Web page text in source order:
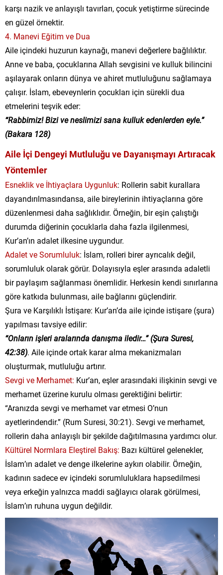
karşı nazik ve anlayışlı tavırları, çocuk yetiştirme sürecinde
en güzel örnektir.
4. Manevi Eğitim ve Dua
Aile içindeki huzurun kaynağı, manevi değerlere bağlılıktır.
Anne ve baba, çocuklarına Allah sevgisini ve kulluk bilincini
aşılayarak onların dünya ve ahiret mutluluğunu sağlamaya
çalışır. İslam, ebeveynlerin çocukları için sürekli dua
etmelerini teşvik eder:
“Rabbimiz! Bizi ve neslimizi sana kulluk edenlerden eyle.”
(Bakara 128)
Aile İçi Dengeyi Mutluluğu ve Dayanışmayı Artıracak
Yöntemler
Esneklik ve İhtiyaçlara Uygunluk: Rollerin sabit kurallara
dayandırılmasındansa, aile bireylerinin ihtiyaçlarına göre
düzenlenmesi daha sağlıklıdır. Örneğin, bir eşin çalıştığı
durumda diğerinin çocuklarla daha fazla ilgilenmesi,
Kur’an’ın adalet ilkesine uygundur.
Adalet ve Sorumluluk: İslam, rolleri birer ayrıcalık değil,
sorumluluk olarak görür. Dolayısıyla eşler arasında adaletli
bir paylaşım sağlanması önemlidir. Herkesin kendi sınırlarına
göre katkıda bulunması, aile bağlarını güçlendirir.
Şura ve Karşılıklı İstişare: Kur’an’da aile içinde istişare (şura)
yapılması tavsiye edilir:
“Onların işleri aralarında danışma iledir…” (Şura Suresi,
42:38). Aile içinde ortak karar alma mekanizmaları
oluşturmak, mutluluğu artırır.
Sevgi ve Merhamet: Kur’an, eşler arasındaki ilişkinin sevgi ve
merhamet üzerine kurulu olması gerektiğini belirtir:
“Aranızda sevgi ve merhamet var etmesi O’nun
ayetlerindendir.” (Rum Suresi, 30:21). Sevgi ve merhamet,
rollerin daha anlayışlı bir şekilde dağıtılmasına yardımcı olur.
Kültürel Normlara Eleştirel Bakış: Bazı kültürel gelenekler,
İslam’ın adalet ve denge ilkelerine aykırı olabilir. Örneğin,
kadının sadece ev içindeki sorumluluklara hapsedilmesi
veya erkeğin yalnızca maddi sağlayıcı olarak görülmesi,
İslam’ın ruhuna uygun değildir.